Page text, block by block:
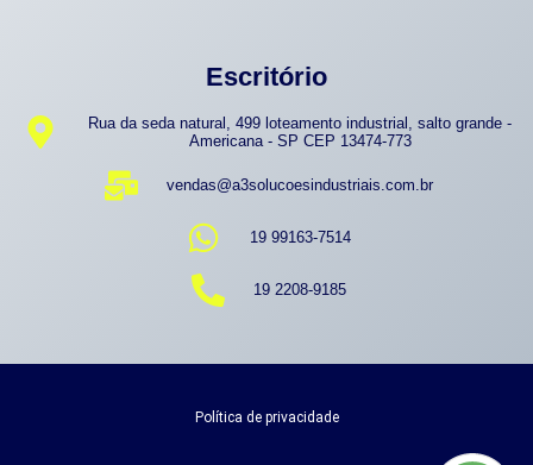
Escritório
Rua da seda natural, 499 loteamento industrial, salto grande -
Americana - SP CEP 13474-773
vendas@a3solucoesindustriais.com.br
19 99163-7514
19 2208-9185
Política de privacidade